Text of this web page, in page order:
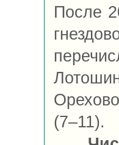
После
(7–11).